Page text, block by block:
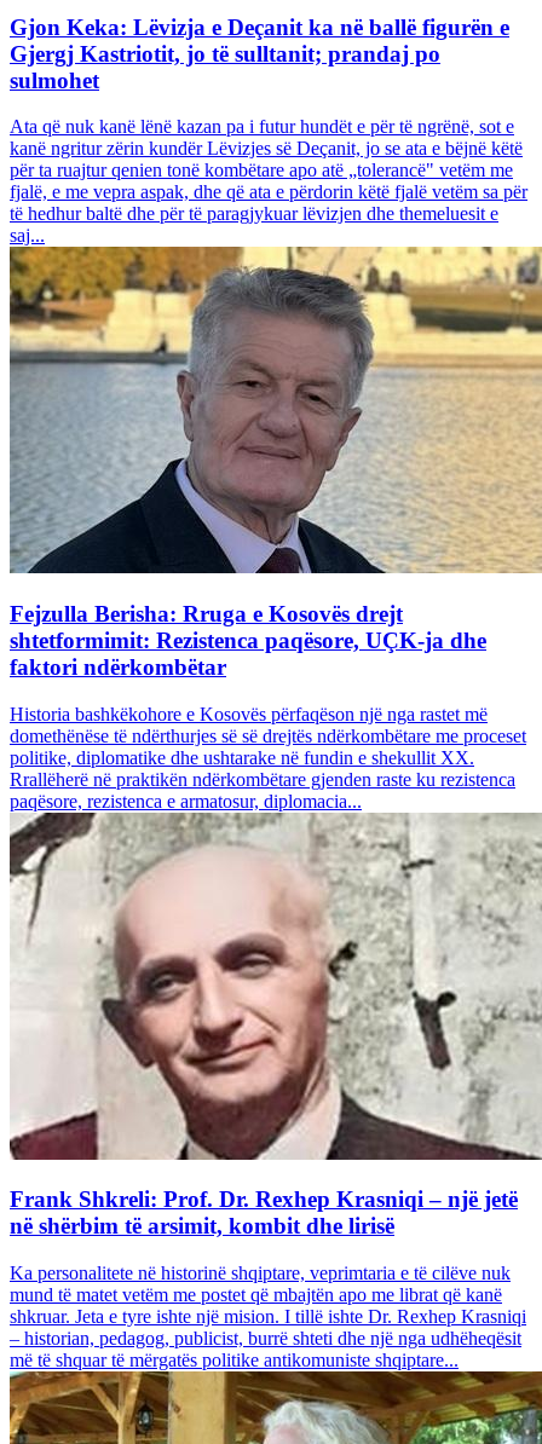
Gjon Keka: Lëvizja e Deçanit ka në ballë figurën e
Gjergj Kastriotit, jo të sulltanit; prandaj po
sulmohet
Ata që nuk kanë lënë kazan pa i futur hundët e për të ngrënë, sot e
kanë ngritur zërin kundër Lëvizjes së Deçanit, jo se ata e bëjnë këtë
për ta ruajtur qenien tonë kombëtare apo atë „tolerancë" vetëm me
fjalë, e me vepra aspak, dhe që ata e përdorin këtë fjalë vetëm sa për
të hedhur baltë dhe për të paragjykuar lëvizjen dhe themeluesit e
saj...
Fejzulla Berisha: Rruga e Kosovës drejt
shtetformimit: Rezistenca paqësore, UÇK-ja dhe
faktori ndërkombëtar
Historia bashkëkohore e Kosovës përfaqëson një nga rastet më
domethënëse të ndërthurjes së së drejtës ndërkombëtare me proceset
politike, diplomatike dhe ushtarake në fundin e shekullit XX.
Rrallëherë në praktikën ndërkombëtare gjenden raste ku rezistenca
paqësore, rezistenca e armatosur, diplomacia...
Frank Shkreli: Prof. Dr. Rexhep Krasniqi – një jetë
në shërbim të arsimit, kombit dhe lirisë
Ka personalitete në historinë shqiptare, veprimtaria e të cilëve nuk
mund të matet vetëm me postet që mbajtën apo me librat që kanë
shkruar. Jeta e tyre ishte një mision. I tillë ishte Dr. Rexhep Krasniqi
– historian, pedagog, publicist, burrë shteti dhe një nga udhëheqësit
më të shquar të mërgatës politike antikomuniste shqiptare...